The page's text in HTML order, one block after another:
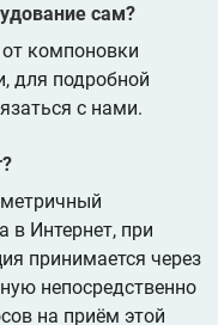
сам?
компоновки
для подробной
с нами.
в Интернет, при
принимается через
непосредственно
на приём этой